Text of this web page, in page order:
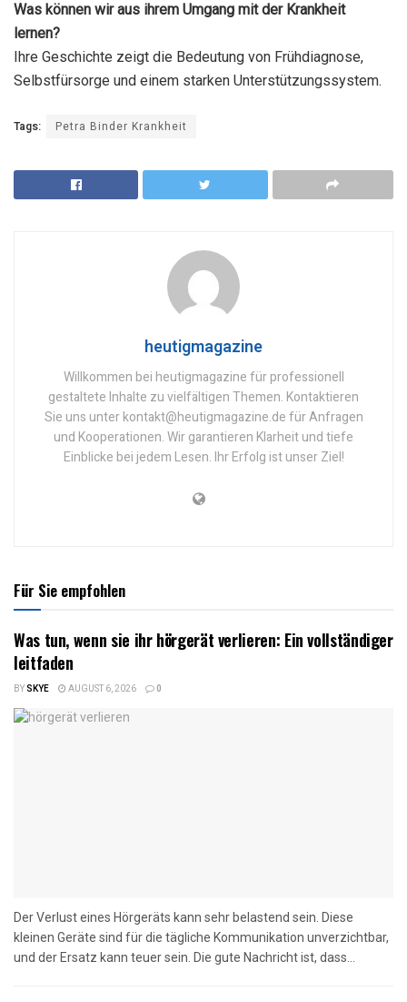
Was können wir aus ihrem Umgang mit der Krankheit
lernen?
Ihre Geschichte zeigt die Bedeutung von Frühdiagnose,
Selbstfürsorge und einem starken Unterstützungssystem.
Tags: Petra Binder Krankheit
heutigmagazine
Willkommen bei heutigmagazine für professionell
gestaltete Inhalte zu vielfältigen Themen. Kontaktieren
Sie uns unter kontakt@heutigmagazine.de für Anfragen
und Kooperationen. Wir garantieren Klarheit und tiefe
Einblicke bei jedem Lesen. Ihr Erfolg ist unser Ziel!
Für Sie empfohlen
Was tun, wenn sie ihr hörgerät verlieren: Ein vollständiger
leitfaden
BYSKYE AUGUST 6, 2026 0
Der Verlust eines Hörgeräts kann sehr belastend sein. Diese
kleinen Geräte sind für die tägliche Kommunikation unverzichtbar,
und der Ersatz kann teuer sein. Die gute Nachricht ist, dass...